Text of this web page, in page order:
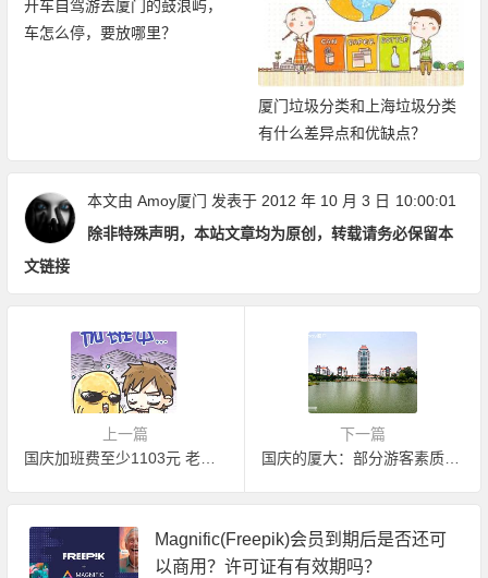
开车自驾游去厦门的鼓浪屿，
车怎么停，要放哪里？
厦门垃圾分类和上海垃圾分类
有什么差异点和优缺点？
本文由 Amoy厦门 发表于 2012 年 10 月 3 日 10:00:01
除非特殊声明，本站文章均为原创，转载请务必保留本
文链接
上一篇
国庆加班费至少1103元 老板不给可投诉
下一篇
国庆的厦大：部分游客素质令人愤怒
Magnific(Freepik)会员到期后是否还可
以商用？许可证有有效期吗？